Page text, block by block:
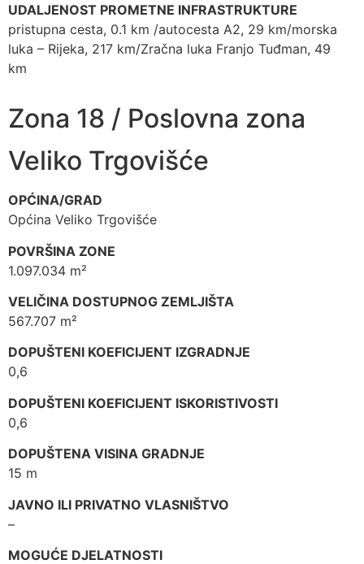
UDALJENOST PROMETNE INFRASTRUKTURE
pristupna cesta, 0.1 km /autocesta A2, 29 km/morska
luka – Rijeka, 217 km/Zračna luka Franjo Tuđman, 49
km
Zona 18 / Poslovna zona
Veliko Trgovišće
OPĆINA/GRAD
Općina Veliko Trgovišće
POVRŠINA ZONE
1.097.034 m²
VELIČINA DOSTUPNOG ZEMLJIŠTA
567.707 m²
DOPUŠTENI KOEFICIJENT IZGRADNJE
0,6
DOPUŠTENI KOEFICIJENT ISKORISTIVOSTI
0,6
DOPUŠTENA VISINA GRADNJE
15 m
JAVNO ILI PRIVATNO VLASNIŠTVO
–
MOGUĆE DJELATNOSTI